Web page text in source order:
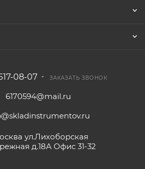
08-07 ЗАКАЗАТЬ ЗВОНОК
6170594@mail.ru
ул.Лихоборская
д.18А Офис 31-32